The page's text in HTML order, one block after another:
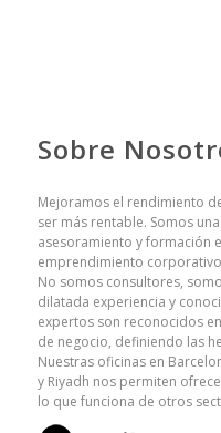
Sobre
Mejoramos el rendimiento
ser más rentable. Somos
asesoramiento y formación
emprendimiento
No somos consultores,
dilatada experiencia y
expertos son reconocidos
de negocio, definiendo las
Nuestras oficinas en
y Riyadh nos permiten
lo que funciona de otros